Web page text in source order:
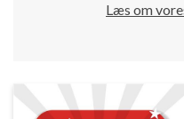
Læs om